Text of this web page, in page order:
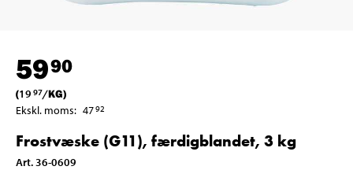
5990
(19 97/KG)
Ekskl. moms: 4792
Frostvæske (G11), færdigblandet, 3 kg
Art. 36-0609